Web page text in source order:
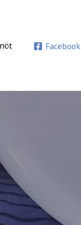
Facebook